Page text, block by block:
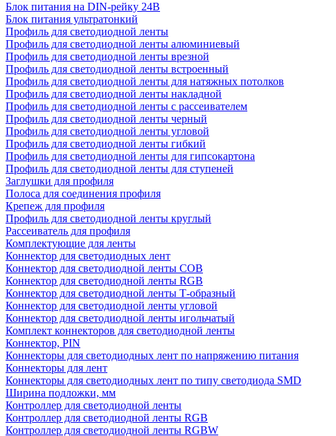
Блок питания на DIN-рейку 24В
Блок питания ультратонкий
Профиль для светодиодной ленты
Профиль для светодиодной ленты алюминиевый
Профиль для светодиодной ленты врезной
Профиль для светодиодной ленты встроенный
Профиль для светодиодной ленты для натяжных потолков
Профиль для светодиодной ленты накладной
Профиль для светодиодной ленты с рассеивателем
Профиль для светодиодной ленты черный
Профиль для светодиодной ленты угловой
Профиль для светодиодной ленты гибкий
Профиль для светодиодной ленты для гипсокартона
Профиль для светодиодной ленты для ступеней
Заглушки для профиля
Полоса для соединения профиля
Крепеж для профиля
Профиль для светодиодной ленты круглый
Рассеиватель для профиля
Комплектующие для ленты
Коннектор для светодиодных лент
Коннектор для светодиодной ленты COB
Коннектор для светодиодной ленты RGB
Коннектор для светодиодной ленты Т-образный
Коннектор для светодиодной ленты угловой
Коннектор для светодиодной ленты игольчатый
Комплект коннекторов для светодиодной ленты
Коннектор, PIN
Коннекторы для светодиодных лент по напряжению питания
Коннекторы для лент
Коннекторы для светодиодных лент по типу светодиода SMD
Ширина подложки, мм
Контроллер для светодиодной ленты
Контроллер для светодиодной ленты RGB
Контроллер для светодиодной ленты RGBW